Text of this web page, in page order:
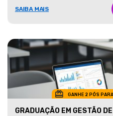
SAIBA MAIS
GANHE 2 PÓS
GRADUAÇÃO EM GESTÃO